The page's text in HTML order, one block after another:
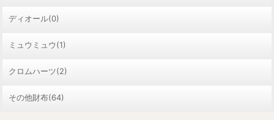
ディオール(0)
ミュウミュウ(1)
クロムハーツ(2)
その他財布(64)